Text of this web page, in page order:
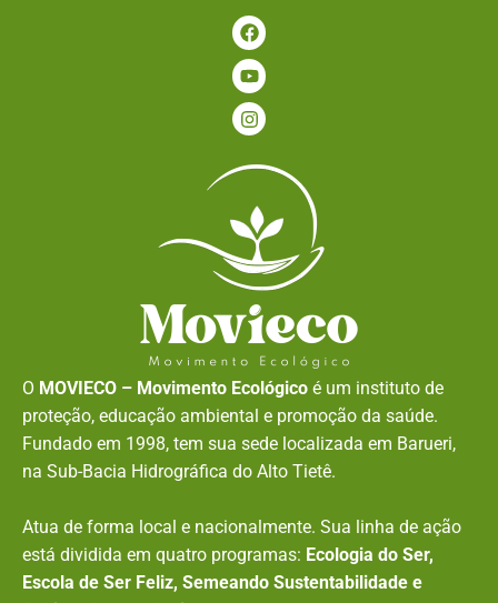
O MOVIECO – Movimento Ecológico é um instituto de
proteção, educação ambiental e promoção da saúde.
Fundado em 1998, tem sua sede localizada em Barueri,
na Sub-Bacia Hidrográfica do Alto Tietê.
Atua de forma local e nacionalmente. Sua linha de ação
está dividida em quatro programas: Ecologia do Ser,
Escola de Ser Feliz, Semeando Sustentabilidade e